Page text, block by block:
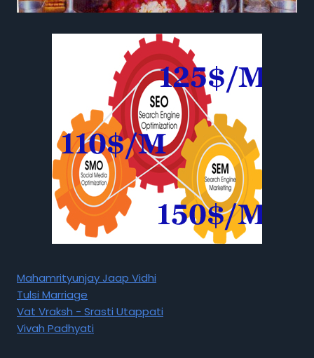
Mahamrityunjay Jaap Vidhi
Tulsi Marriage
Vat Vraksh - Srasti Utappati
Vivah Padhyati